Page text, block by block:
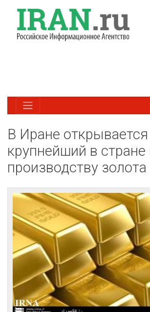
В Иране открывается
крупнейший в стране
производству золота